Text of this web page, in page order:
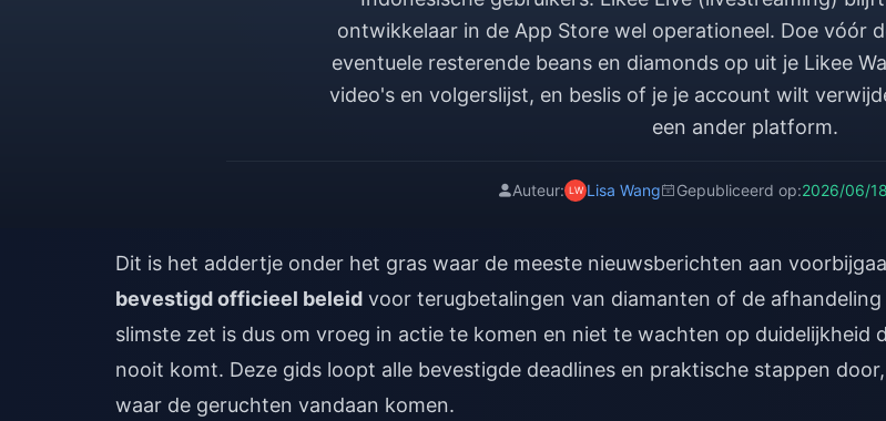
ontwikkelaar in de App Store wel operationeel. Doe vóór
eventuele resterende beans en diamonds op uit je Likee
video's en volgerslijst, en beslis of je je account wilt
een ander platform.
Auteur: Lisa Wang Gepubliceerd op:2026/06/18
Dit is het addertje onder het gras waar de meeste nieuwsberichten aan
bevestigd officieel beleid voor terugbetalingen van diamanten of de afhandeling
slimste zet is dus om vroeg in actie te komen en niet te wachten op duidelijkheid
nooit komt. Deze gids loopt alle bevestigde deadlines en praktische stappen
waar de geruchten vandaan komen.